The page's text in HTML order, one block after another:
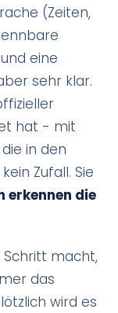
(Zeiten,
eine
sehr klar.
hat - mit
in den
Zufall. Sie
erkennen die
Schritt macht,
das
wird es